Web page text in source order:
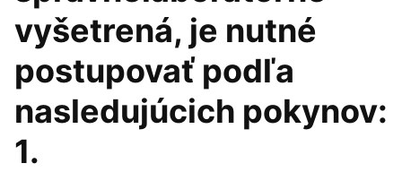
vyšetrená, je nutné
postupovať podľa
nasledujúcich pokynov:
1.